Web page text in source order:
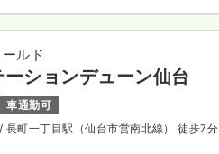
ルド
ションデューン仙台
車通勤可
/ 長町一丁目駅（仙台市営南北線） 徒歩7分